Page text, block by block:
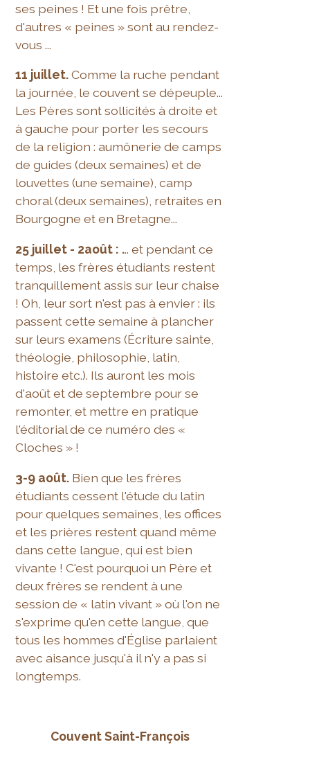
ses peines ! Et une fois prêtre,
d'autres « peines » sont au rendez-
vous ...
11 juillet.Comme la ruche pendant
la journée, le couvent se dépeuple...
Les Pères sont sollicités à droite et
à gauche pour porter les secours
de la religion : aumônerie de camps
de guides (deux semaines) et de
louvettes (une semaine), camp
choral (deux semaines), retraites en
Bourgogne et en Bretagne...
25 juillet - 2août : ... et pendant ce
temps, les frères étudiants restent
tranquillement assis sur leur chaise
! Oh, leur sort n'est pas à envier : ils
passent cette semaine à plancher
sur leurs examens (Écriture sainte,
théologie, philosophie, latin,
histoire etc.). Ils auront les mois
d'août et de septembre pour se
remonter, et mettre en pratique
l'éditorial de ce numéro des «
Cloches » !
3-9 août. Bien que les frères
étudiants cessent l'étude du latin
pour quelques semaines, les offices
et les prières restent quand même
dans cette langue, qui est bien
vivante ! C'est pourquoi un Père et
deux frères se rendent à une
session de « latin vivant » où l'on ne
s'exprime qu'en cette langue, que
tous les hommes d'Église parlaient
avec aisance jusqu'à il n'y a pas si
longtemps.
Couvent Saint-François